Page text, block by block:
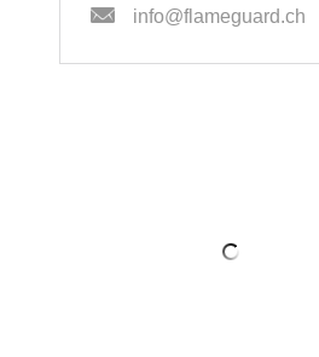
info@flameguard.ch